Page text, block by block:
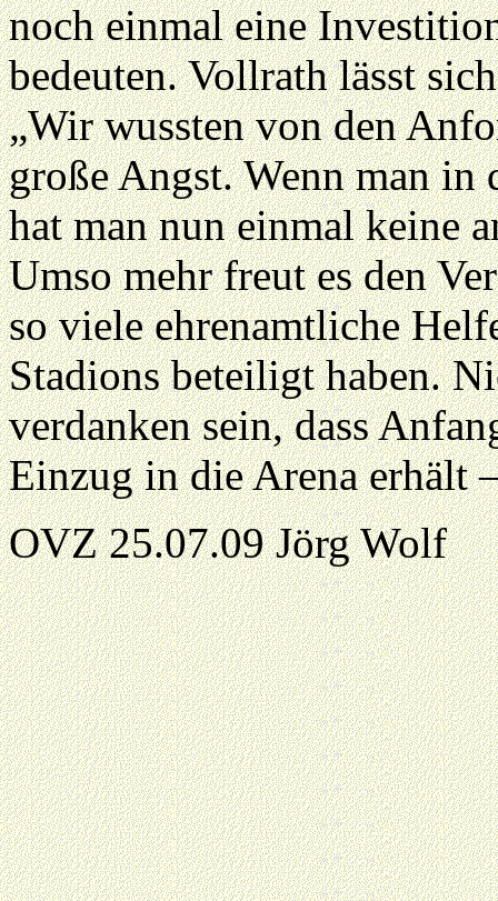
noch einmal eine
bedeuten. Vollrath lässt
„Wir wussten von den
große Angst. Wenn man
hat man nun einmal keine
Umso mehr freut es den
so viele ehrenamtliche
Stadions beteiligt haben.
verdanken sein, dass
Einzug in die Arena erhält
OVZ 25.07.09 Jörg Wolf